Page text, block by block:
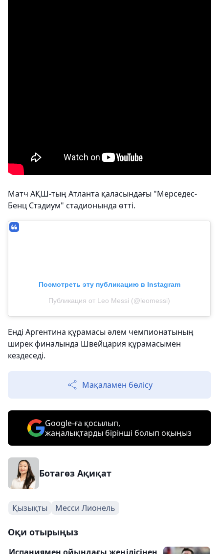
Матч АҚШ-тың Атланта қаласындағы "Мерседес-
Бенц Стэдиум" стадионында өтті.
Посмотреть эту публикацию в Instagram
Публикация от Leo Messi (@leomessi)
Енді Аргентина құрамасы әлем чемпионатының
ширек финалында Швейцария құрамасымен
кездеседі.
Мақаламен бөлісу
Google-ға қосылып,
жаңалықтарды бірінші болып оқыңыз
Ботагөз Ақиқат
Қызықты Месси Лионель
Оқи отырыңыз